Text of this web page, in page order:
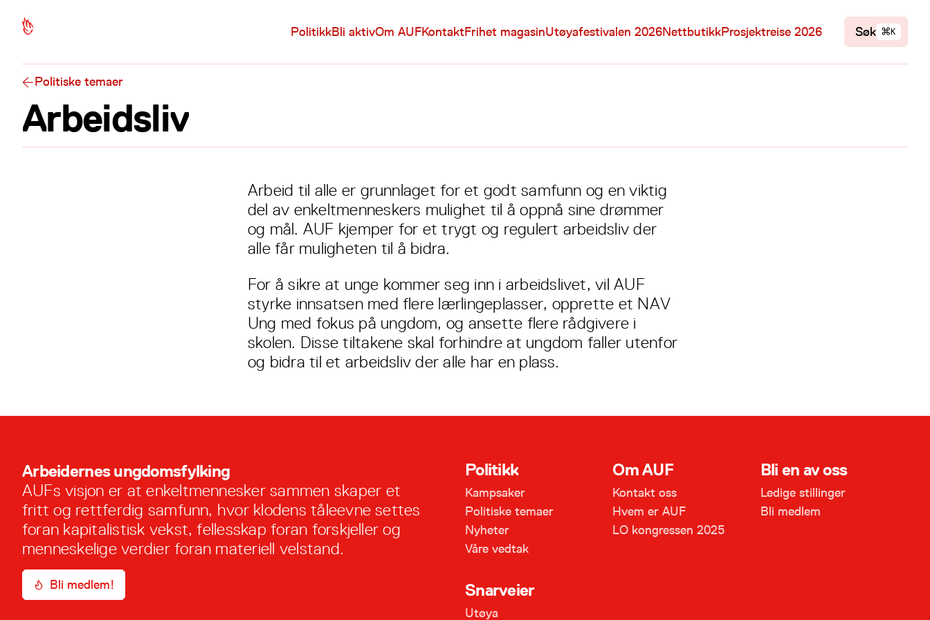
PolitikkBli aktivOm AUFKontaktFrihet magasinUtøyafestivalen 2026NettbutikkProsjektreise 2026 Søk ⌘ K
Politiske temaer
Arbeidsliv
Arbeid til alle er grunnlaget for et godt samfunn og en viktig
del av enkeltmenneskers mulighet til å oppnå sine drømmer
og mål. AUF kjemper for et trygt og regulert arbeidsliv der
alle får muligheten til å bidra.
For å sikre at unge kommer seg inn i arbeidslivet, vil AUF
styrke innsatsen med flere lærlingeplasser, opprette et NAV
Ung med fokus på ungdom, og ansette flere rådgivere i
skolen. Disse tiltakene skal forhindre at ungdom faller utenfor
og bidra til et arbeidsliv der alle har en plass.
Arbeidernes ungdomsfylking
AUFs visjon er at enkeltmennesker sammen skaper et
fritt og rettferdig samfunn, hvor klodens tåleevne settes
foran kapitalistisk vekst, fellesskap foran forskjeller og
menneskelige verdier foran materiell velstand.
Bli medlem!
Politikk
Kampsaker
Politiske temaer
Nyheter
Våre vedtak
Om AUF
Kontakt oss
Hvem er AUF
LO kongressen 2025
Bli en av oss
Ledige stillinger
Bli medlem
Snarveier
Utøya